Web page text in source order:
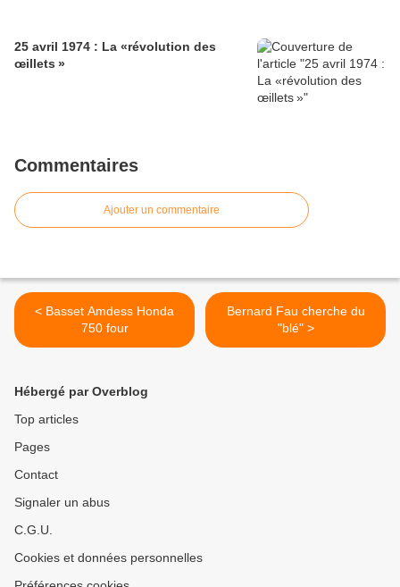
25 avril 1974 : La «révolution des
œillets »
Commentaires
Ajouter un commentaire
< Basset Amdess Honda
750 four
Bernard Fau cherche du
"blé" >
Hébergé par Overblog
Top articles
Pages
Contact
Signaler un abus
C.G.U.
Cookies et données personnelles